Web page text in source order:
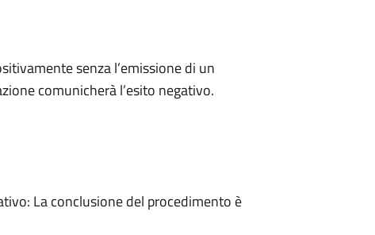
senza l’emissione di un
comunicherà l’esito negativo.
La conclusione del procedimento è